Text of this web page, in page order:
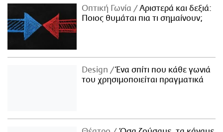
Οπτική Γωνία
Αριστερά και δεξιά:
Ποιος θυμάται πια τι σημαίνουν;
Design
Ένα σπίτι που κάθε γωνιά
του χρησιμοποιείται πραγματικά